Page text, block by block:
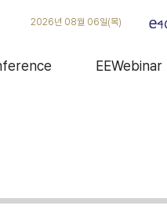
2026년 08월 06일(목)
EEWebinar